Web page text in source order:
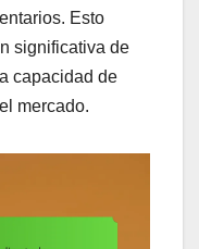
Esto
significativa de
capacidad de
mercado.